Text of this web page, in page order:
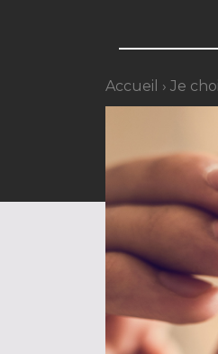
Accueil › Je